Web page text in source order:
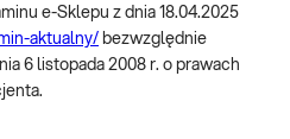
e-Sklepu z dnia 18.04.2025
aktualny/ bezwzględnie
6 listopada 2008 r. o prawach